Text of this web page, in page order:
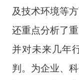
及技术环境等
还重点分析了
并对未来几年
判。为企业、